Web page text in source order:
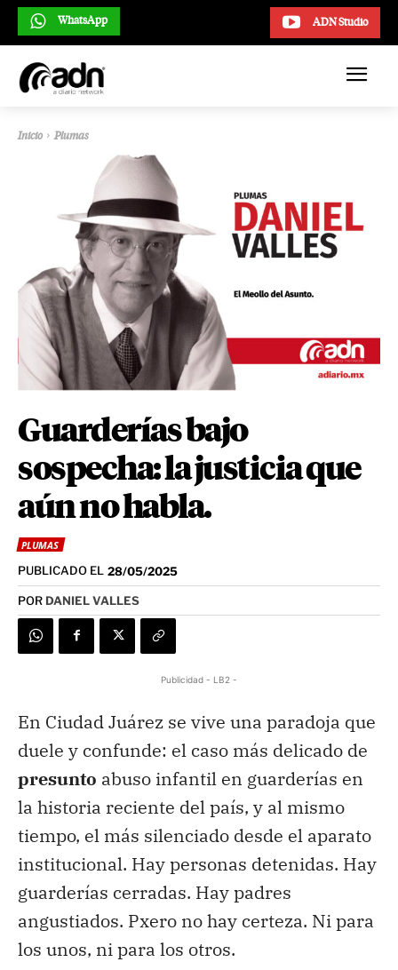
ADN Studio
WhatsApp
Inicio Plumas
Guarderías bajo
sospecha: la justicia que
aún no habla.
PLUMAS
PUBLICADO EL 28/05/2025
POR DANIEL VALLES
Publicidad - LB2 -
En Ciudad Juárez se vive una paradoja que
duele y confunde: el caso más delicado de
presunto abuso infantil en guarderías en
la historia reciente del país, y al mismo
tiempo, el más silenciado desde el aparato
institucional. Hay personas detenidas. Hay
guarderías cerradas. Hay padres
angustiados. Pxero no hay certeza. Ni para
los unos, ni para los otros.